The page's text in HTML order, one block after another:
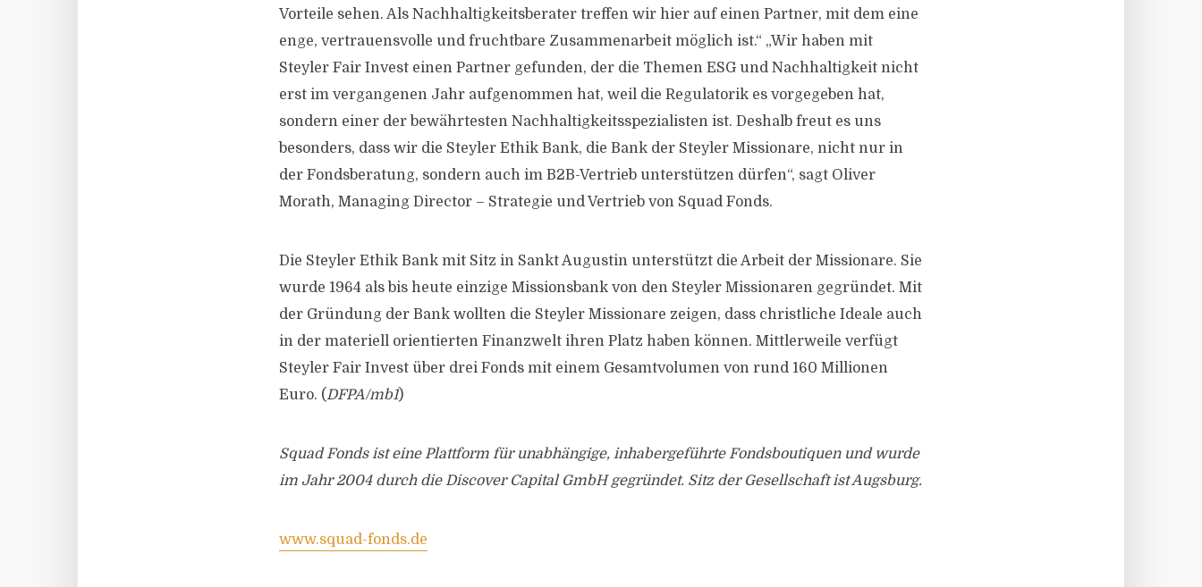
Vorteile sehen. Als Nachhaltigkeitsberater treffen wir hier auf einen Partner, mit dem eine
enge, vertrauensvolle und fruchtbare Zusammenarbeit möglich ist.“ „Wir haben mit
Steyler Fair Invest einen Partner gefunden, der die Themen ESG und Nachhaltigkeit nicht
erst im vergangenen Jahr aufgenommen hat, weil die Regulatorik es vorgegeben hat,
sondern einer der bewährtesten Nachhaltigkeitsspezialisten ist. Deshalb freut es uns
besonders, dass wir die Steyler Ethik Bank, die Bank der Steyler Missionare, nicht nur in
der Fondsberatung, sondern auch im B2B-Vertrieb unterstützen dürfen“, sagt Oliver
Morath, Managing Director – Strategie und Vertrieb von Squad Fonds.
Die Steyler Ethik Bank mit Sitz in Sankt Augustin unterstützt die Arbeit der Missionare. Sie
wurde 1964 als bis heute einzige Missionsbank von den Steyler Missionaren gegründet. Mit
der Gründung der Bank wollten die Steyler Missionare zeigen, dass christliche Ideale auch
in der materiell orientierten Finanzwelt ihren Platz haben können. Mittlerweile verfügt
Steyler Fair Invest über drei Fonds mit einem Gesamtvolumen von rund 160 Millionen
Euro. (DFPA/mb1)
Squad Fonds ist eine Plattform für unabhängige, inhabergeführte Fondsboutiquen und wurde
im Jahr 2004 durch die Discover Capital GmbH gegründet. Sitz der Gesellschaft ist Augsburg.
www.squad-fonds.de